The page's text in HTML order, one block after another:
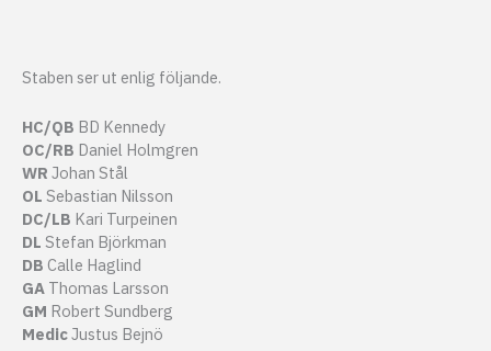
Staben ser ut enlig följande.
HC/QB BD Kennedy
OC/RB Daniel Holmgren
WR Johan Stål
OL Sebastian Nilsson
DC/LB Kari Turpeinen
DL Stefan Björkman
DB Calle Haglind
GA Thomas Larsson
GM Robert Sundberg
MedicJustus Bejnö